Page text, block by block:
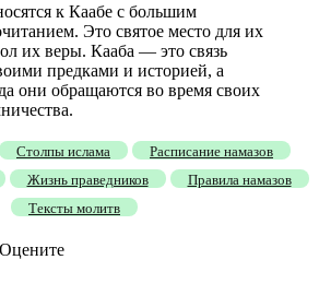
к Каабе с большим
Это святое место для их
их веры. Кааба — это связь
предками и историей, а
они обращаются во время своих
Столпы ислама
Расписание намазов
Жизнь праведников
Правила намазов
Тексты молитв